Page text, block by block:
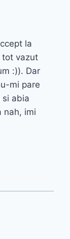
la
vazut
:)). Dar
mi pare
si abia
nah, imi